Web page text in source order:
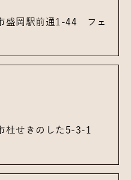
盛岡駅前通1-44
フェ
杜せきのした5-3-1